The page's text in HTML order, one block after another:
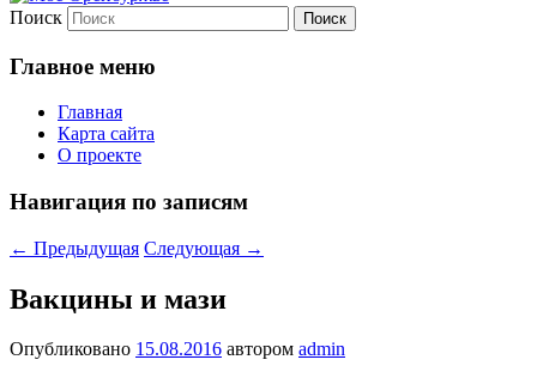
Поиск
Главное меню
Главная
Карта сайта
О проекте
Навигация по записям
← Предыдущая Следующая →
Вакцины и мази
Опубликовано 15.08.2016 автором admin